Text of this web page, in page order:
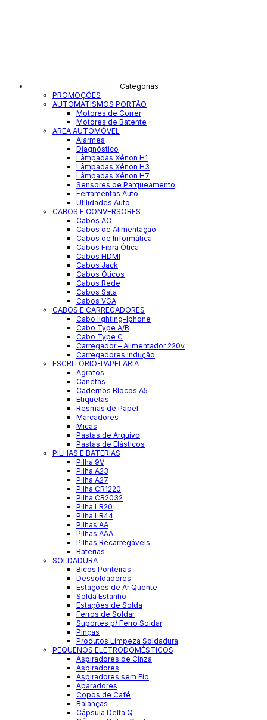
Categorias
PROMOÇÕES
AUTOMATISMOS PORTÃO
Motores de Correr
Motores de Batente
AREA AUTOMÓVEL
Alarmes
Diagnóstico
Lâmpadas Xénon H1
Lâmpadas Xénon H3
Lâmpadas Xénon H7
Sensores de Parqueamento
Ferramentas Auto
Utilidades Auto
CABOS E CONVERSORES
Cabos AC
Cabos de Alimentação
Cabos de Informática
Cabos Fibra Ótica
Cabos HDMI
Cabos Jack
Cabos Óticos
Cabos Rede
Cabos Sata
Cabos VGA
CABOS E CARREGADORES
Cabo lighting-Iphone
Cabo Type A/B
Cabo Type C
Carregador – Alimentador 220v
Carregadores Indução
ESCRITÓRIO-PAPELARIA
Agrafos
Canetas
Cadernos Blocos A5
Etiquetas
Resmas de Papel
Marcadores
Micas
Pastas de Arquivo
Pastas de Elásticos
PILHAS E BATERIAS
Pilha 9V
Pilha A23
Pilha A27
Pilha CR1220
Pilha CR2032
Pilha LR20
Pilha LR44
Pilhas AA
Pilhas AAA
Pilhas Recarregáveis
Baterias
SOLDADURA
Bicos Ponteiras
Dessoldadores
Estações de Ar Quente
Solda Estanho
Estações de Solda
Ferros de Soldar
Suportes p/ Ferro Soldar
Pinças
Produtos Limpeza Soldadura
PEQUENOS ELETRODOMÉSTICOS
Aspiradores de Cinza
Aspiradores
Aspiradores sem Fio
Aparadores
Copos de Café
Balanças
Cápsula Delta Q